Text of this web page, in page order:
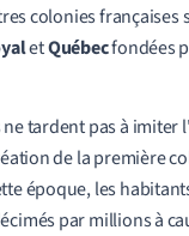
colonies françaises
etQuébecfondées
tardent pas à imiter
de la première
époque, les
par millions à